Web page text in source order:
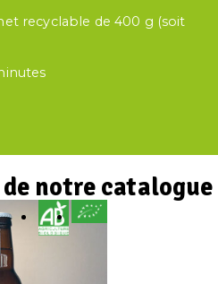
recyclable de 400 g (soit
notre catalogue